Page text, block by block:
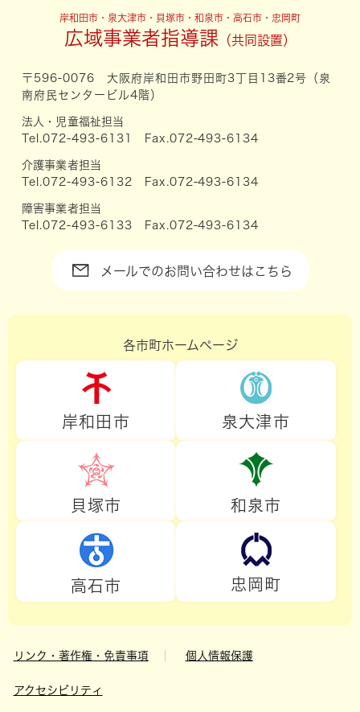
岸和田市・泉大津市・貝塚市・和泉市・高石市・忠岡町
広域事業者指導課
〒596-0076 大阪府岸和田市野田町3丁目13番2号（泉
南府民センタービル4階）
法人・児童福祉担当
Tel.072-493-6131 Fax.072-493-6134
介護事業者担当
Tel.072-493-6132 Fax.072-493-6134
障害事業者担当
Tel.072-493-6133 Fax.072-493-6134
メールでのお問い合わせはこちら
各市町ホームページ
岸和田市 泉大津市
貝塚市 和泉市
高石市 忠岡町
リンク・著作権・免責事項 個人情報保護
アクセシビリティ